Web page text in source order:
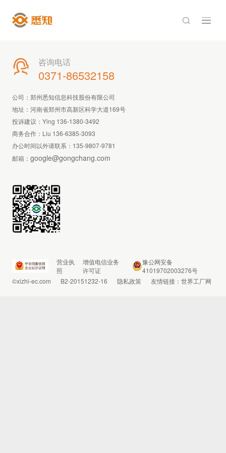

 咨询电话
0371-86532158
公司：郑州悉知信息科技股份有限公司
地址：河南省郑州市高新区科学大道169号
投诉建议：Ying 136-1380-3492
商务合作：Liu 136-6385-3093
办公时间以外请联系： 135-9807-9781
邮箱： google@gongchang.com
营业执
照
增值电信业务
许可证
豫公网安备
41019702003276号
©xizhi-ec.com
B2-20151232-16 隐私政策 友情链接： 世界工厂网